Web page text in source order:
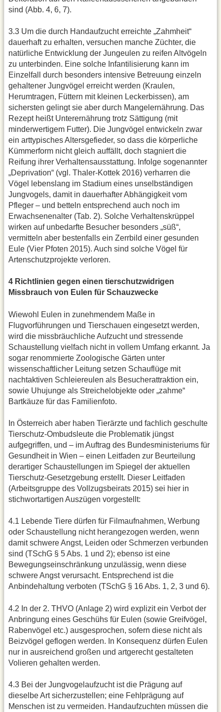
sind (Abb. 4, 6, 7).
3.3 Um die durch Handaufzucht erreichte „Zahmheit“
dauerhaft zu erhalten, versuchen manche Züchter, die
natürliche Entwicklung der Jungeulen zu reifen Altvögeln
zu unterbinden. Eine solche Infantilisierung kann im
Einzelfall durch besonders intensive Betreuung einzeln
gehaltener Jungvögel erreicht werden (Kraulen,
Herumtragen, Füttern mit kleinen Leckerbissen), am
sichersten gelingt sie aber durch Mangelernährung. Das
Rezept heißt Unterernährung trotz Sättigung (mit
minderwertigem Futter). Die Jungvögel entwickeln zwar
ein arttypisches Altersgefieder, so dass die körperliche
Kümmerform nicht gleich auffällt, doch stagniert die
Reifung ihrer Verhaltensausstattung. Infolge sogenannter
„Deprivation“ (vgl. Thaler-Kottek 2016) verharren die
Vögel lebenslang im Stadium eines unselbständigen
Jungvogels, damit in dauerhafter Abhängigkeit vom
Pfleger – und betteln entsprechend auch noch im
Erwachsenenalter (Tab. 2). Solche Verhaltenskrüppel
wirken auf unbedarfte Besucher besonders „süß“,
vermitteln aber bestenfalls ein Zerrbild einer gesunden
Eule (Vier Pfoten 2015). Auch sind solche Vögel für
Artenschutzprojekte verloren.
4 Richtlinien gegen einen tierschutzwidrigen
Missbrauch von Eulen für Schauzwecke
Wiewohl Eulen in zunehmendem Maße in
Flugvorführungen und Tierschauen eingesetzt werden,
wird die missbräuchliche Aufzucht und stressende
Schaustellung vielfach nicht in vollem Umfang erkannt. Ja
sogar renommierte Zoologische Gärten unter
wissenschaftlicher Leitung setzen Schauflüge mit
nachtaktiven Schleiereulen als Besucherattraktion ein,
sowie Uhujunge als Streichelobjekte oder „zahme“
Bartkäuze für das Familienfoto.
In Österreich aber haben Tierärzte und fachlich geschulte
Tierschutz-Ombudsleute die Problematik jüngst
aufgegriffen, und – im Auftrag des Bundesministeriums für
Gesundheit in Wien – einen Leitfaden zur Beurteilung
derartiger Schaustellungen im Spiegel der aktuellen
Tierschutz-Gesetzgebung erstellt. Dieser Leitfaden
(Arbeitsgruppe des Vollzugsbeirats 2015) sei hier in
stichwortartigen Auszügen vorgestellt:
4.1 Lebende Tiere dürfen für Filmaufnahmen, Werbung
oder Schaustellung nicht herangezogen werden, wenn
damit schwere Angst, Leiden oder Schmerzen verbunden
sind (TSchG § 5 Abs. 1 und 2); ebenso ist eine
Bewegungseinschränkung unzulässig, wenn diese
schwere Angst verursacht. Entsprechend ist die
Anbindehaltung verboten (TSchG § 16 Abs. 1, 2, 3 und 6).
4.2 In der 2. THVO (Anlage 2) wird explizit ein Verbot der
Anbringung eines Geschühs für Eulen (sowie Greifvögel,
Rabenvögel etc.) ausgesprochen, sofern diese nicht als
Beizvögel geflogen werden. In Konsequenz dürfen Eulen
nur in ausreichend großen und artgerecht gestalteten
Volieren gehalten werden.
4.3 Bei der Jungvogelaufzucht ist die Prägung auf
dieselbe Art sicherzustellen; eine Fehlprägung auf
Menschen ist zu vermeiden. Handaufzuchten müssen die